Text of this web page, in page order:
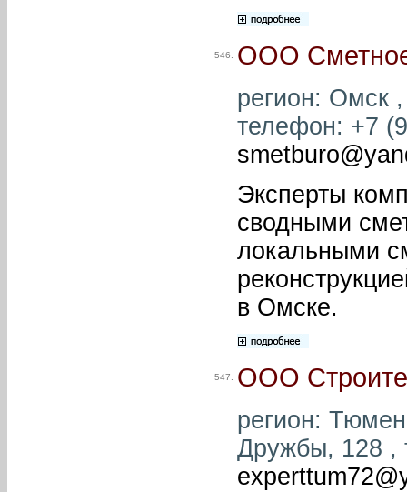
546. ООО
регион: Омск
телефон: +7
Эксперты
сводными
локальными
в Омске.
547. ООО
регион:
Дружбы, 128 ,